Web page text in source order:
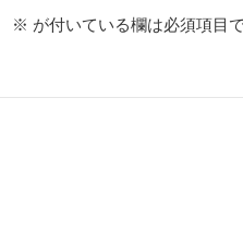
※ が付いている欄は必須項目